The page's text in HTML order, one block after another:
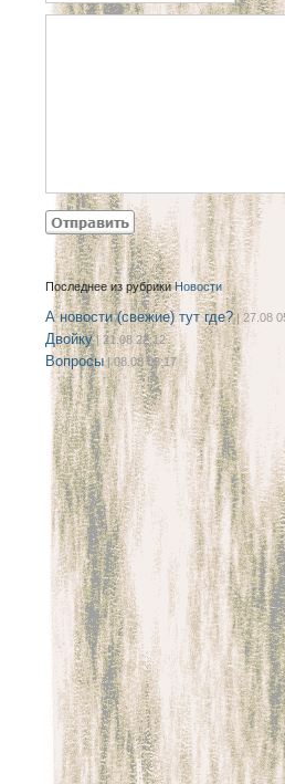
Последнее из рубрикиНовости
А новости (свежие) тут где?| 27.08
Двойку| 21.08 22:12
Вопросы| 08.08 08:17